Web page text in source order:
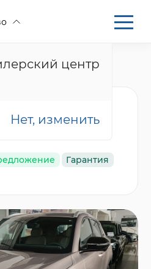
центр
Нет, изменить
автомобили
S Техно,
Гарантия